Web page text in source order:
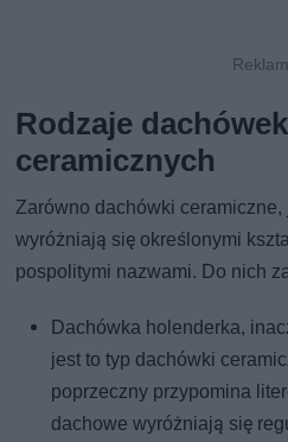
Rodzaje
ceramicznych
Zarówno dachówki
wyróżniają się określonymi
pospolitymi nazwami. Do nich
Dachówka holenderka,
jest to typ dachówki
poprzeczny przypomina
dachowe wyróżniają się